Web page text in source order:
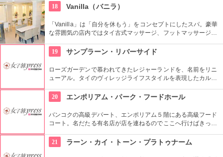
テムが並んでいます。丁寧な刺繍が施されたバッグや、インド
の古布を使ったビンテージ調のバッグがお洒落な女子に人気で
す。
18 Vanilla（バニラ）
「Vanilla」は「自分を休もう」をコンセプトにしたスパ。豪華
な雰囲気の店内ではタイ古式マッサージ、フットマッサージ、
メニューは300バーツ（約900円）からと日本より安価なとこ
ろがタイならでは。数種類ものハーブを詰め込んだオーガニッ
クハーバルボールでのマッサージや、全身をほぐし身体を活性
化するタイ古式マッサージ、さらに金箔やアロマキャンドルの
ようなユニークな素材を用いたオイルマッサージも体験できま
す。人目を気にしなくて良いプライベートルームと、初めてで
も気軽に受けられるフットマッサージスペースの両方が用意さ
19 サンプラーン・リバーサイド
ローズガーデンで慕われてきたレジャーランドを、名前をリニ
ューアル。タイのヴィレッジライフスタイルを表現したカルチ
スパ、文化体験を楽しむこともできます。
20 エンポリアム・パーク・フードホール
バンコクの高級デパート、エンポリアム５階にある高級フード
コート。名だたる有名店が店を連ねるのでここへ行けばきっと
が望め、景色も抜群。
21 ラーン・カイ・トーン・プラトゥナーム